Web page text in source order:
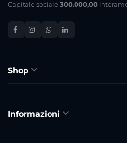
Capitale sociale 300.000,00
Shop
Informazioni